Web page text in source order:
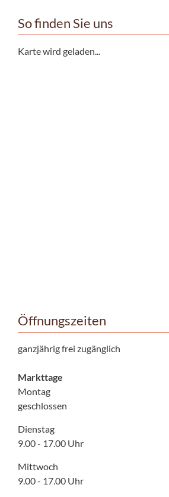
So finden Sie uns
Karte wird geladen...
Öffnungszeiten
ganzjährig frei zugänglich
Markttage
Montag
geschlossen
Dienstag
9.00 - 17.00 Uhr
Mittwoch
9.00 - 17.00 Uhr